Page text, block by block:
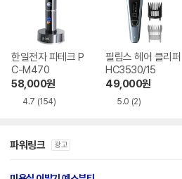
한일전자 파테크 P
C-M470
58,000원
4.7 (154)
필립스 헤어 클리퍼
HC3530/15
49,000원
5.0 (2)
파워링크 광고